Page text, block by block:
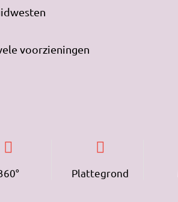
voorzieningen
Plattegrond